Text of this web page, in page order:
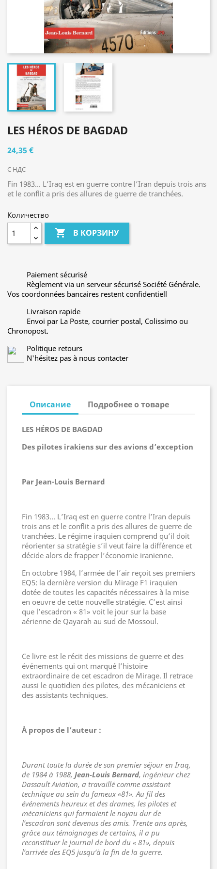
LES HÉROS DE BAGDAD
24,35 €
С НДС
Fin 1983… L’Iraq est en guerre contre l’Iran depuis trois ans
et le conflit a pris des allures de guerre de tranchées.
Количество
 В КОРЗИНУ
Paiement sécurisé
Règlement via un serveur sécurisé Société Générale.
Vos coordonnées bancaires restent confidentiell
Livraison rapide
Envoi par La Poste, courrier postal, Colissimo ou
Chronopost.
Politique retours
N'hésitez pas à nous contacter
Описание Подробнее о товаре
LES HÉROS DE BAGDAD
Des pilotes irakiens sur des avions d’exception
Par Jean-Louis Bernard
Fin 1983… L’Iraq est en guerre contre l’Iran depuis
trois ans et le conflit a pris des allures de guerre de
tranchées. Le régime iraquien comprend qu’il doit
réorienter sa stratégie s’il veut faire la différence et
décide alors de frapper l’économie iranienne.
En octobre 1984, l’armée de l’air reçoit ses premiers
EQ5: la dernière version du Mirage F1 iraquien
dotée de toutes les capacités nécessaires à la mise
en oeuvre de cette nouvelle stratégie. C’est ainsi
que l’escadron « 81» voit le jour sur la base
aérienne de Qayarah au sud de Mossoul.
Ce livre est le récit des missions de guerre et des
événements qui ont marqué l’histoire
extraordinaire de cet escadron de Mirage. Il retrace
aussi le quotidien des pilotes, des mécaniciens et
des assistants techniques.
À propos de l’auteur :
Durant toute la durée de son premier séjour en Iraq,
de 1984 à 1988, Jean-Louis Bernard, ingénieur chez
Dassault Aviation, a travaillé comme assistant
technique au sein du fameux «81». Au fil des
événements heureux et des drames, les pilotes et
mécaniciens qui formaient le noyau dur de
l’escadron sont devenus des amis. Trente ans après,
grâce aux témoignages de certains, il a pu
reconstituer le journal de bord du « 81», depuis
l’arrivée des EQ5 jusqu’à la fin de la guerre.